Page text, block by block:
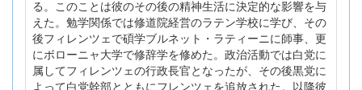
る。このことは彼のその後の精神生活に決定的な影響を与
えた。勉学関係では修道院経営のラテン学校に学び、その
後フィレンツェで碩学ブルネット・ラティーニに師事、更
にボローニャ大学で修辞学を修めた。政治活動では白党に
属してフィレンツェの行政長官となったが、その後黒党に
よって白党幹部とともにフレンツェを追放された。以降彼